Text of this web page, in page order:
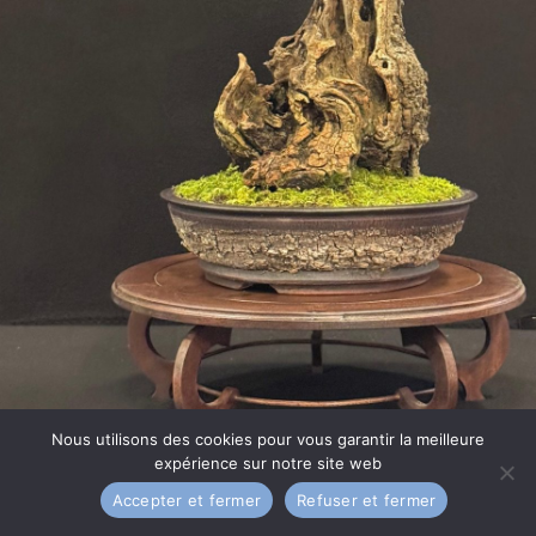
Qui sommes-nous ? Galerie
Mentions légales
Nous trouver
Contact
Nous utilisons des cookies pour vous garantir la meilleure
expérience sur notre site web
Accepter et fermer
Refuser et fermer